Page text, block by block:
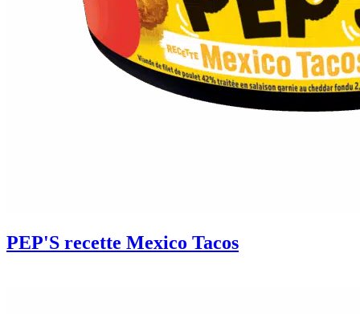
PEP'S recette Mexico Tacos